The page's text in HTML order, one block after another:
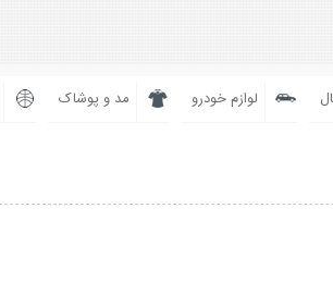
لوازم خودرو مد و پوشاک